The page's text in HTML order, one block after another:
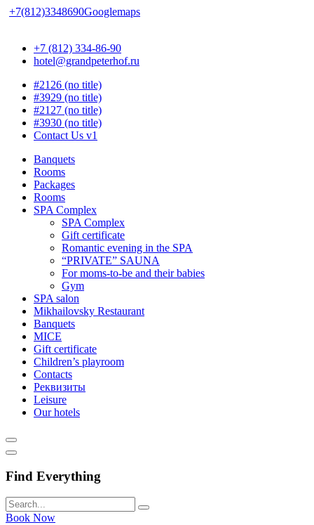
+7(812)3348690Googlemaps
+7 (812) 334-86-90
hotel@grandpeterhof.ru
#2126 (no title)
#3929 (no title)
#2127 (no title)
#3930 (no title)
Contact Us v1
Banquets
Rooms
Packages
Rooms
SPA Complex
SPA Complex
Gift certificate
Romantic evening in the SPA
“PRIVATE” SAUNA
For moms-to-be and their babies
Gym
SPA salon
Mikhailovsky Restaurant
Banquets
MICE
Gift certificate
Children’s playroom
Contacts
Реквизиты
Leisure
Our hotels
Find Everything
Book Now